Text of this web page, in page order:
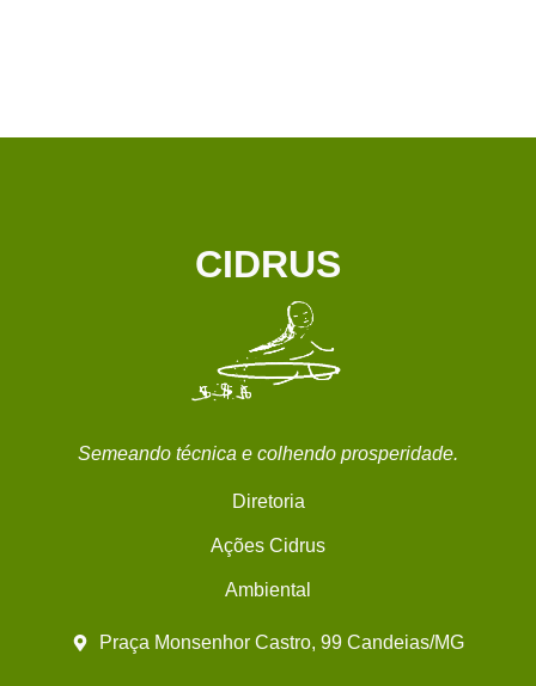
CIDRUS
Semeando técnica e colhendo prosperidade.
Diretoria
Ações Cidrus
Ambiental
Praça Monsenhor Castro, 99 Candeias/MG